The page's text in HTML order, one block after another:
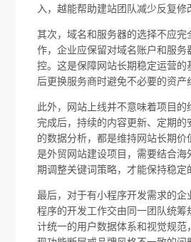
入，越能帮助建站团队减少反复修
其次，域名和服务器的选择不应完
作，企业应保留对域名账户和服务
控。这是保障网站长期稳定运营的
后更换服务商时避免不必要的资产
此外，网站上线并不意味着项目的
完成后，持续的内容更新、定期的
的数据分析，都是维持网站长期价
是外贸网站建设项目，需要结合海
期调整关键词策略，才能保持稳定
最后，对于有小程序开发需求的企
程序的开发工作交由同一团队统筹
计统一的用户数据体系和视觉规范